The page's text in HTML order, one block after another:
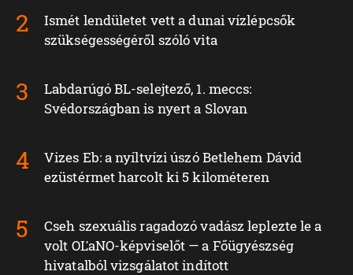
Ismét lendületet vett a dunai vízlépcsők
szükségességéről szóló vita
Labdarúgó BL-selejtező, 1. meccs:
Svédországban is nyert a Slovan
Vizes Eb: a nyíltvízi úszó Betlehem Dávid
ezüstérmet harcolt ki 5 kilométeren
Cseh szexuális ragadozó vadász leplezte le a
volt OĽaNO-képviselőt — a Főügyészség
hivatalból vizsgálatot indított